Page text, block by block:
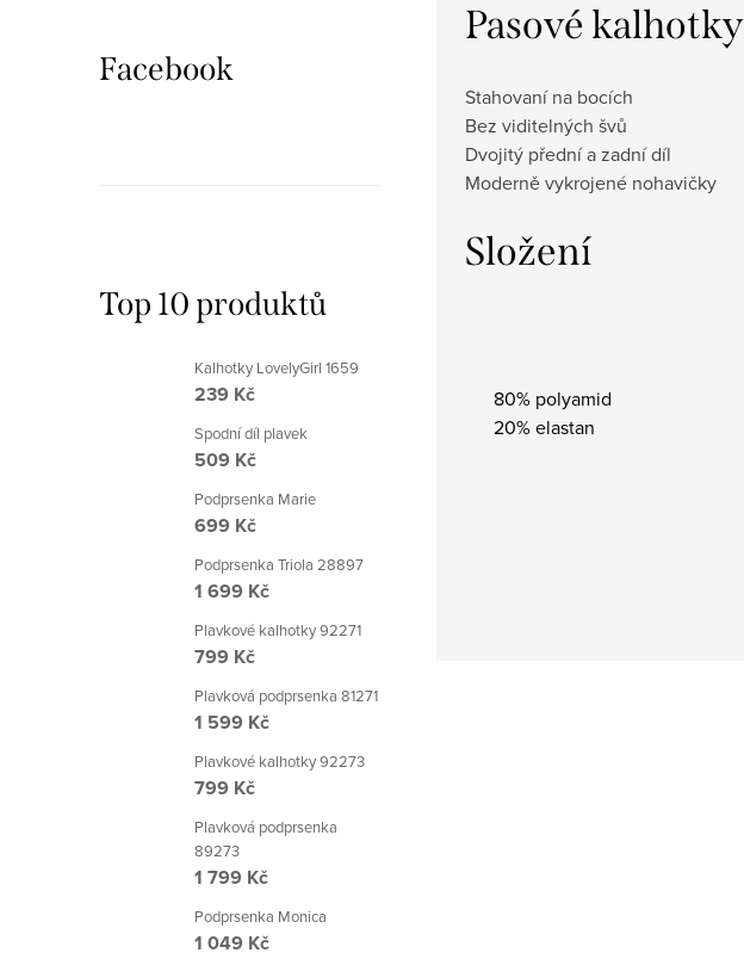
Facebook
Top 10 produktů
Kalhotky LovelyGirl 1659
239 Kč
Spodní díl plavek
509 Kč
Podprsenka Marie
699 Kč
Podprsenka Triola 28897
1 699 Kč
Plavkové kalhotky 92271
799 Kč
Plavková podprsenka 81271
1 599 Kč
Plavkové kalhotky 92273
799 Kč
Plavková podprsenka
89273
1 799 Kč
Podprsenka Monica
1 049 Kč
Pasové kalhotky
Stahovaní na bocích
Bez viditelných švů
Dvojitý přední a zadní díl
Moderně vykrojené nohavičky
Složení
80% polyamid
20% elastan